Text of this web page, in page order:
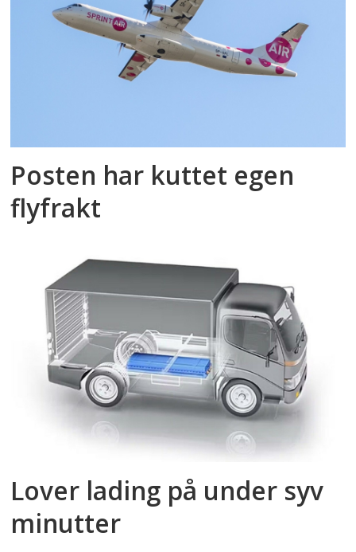
Posten har kuttet egen
flyfrakt
Lover lading på under syv
minutter